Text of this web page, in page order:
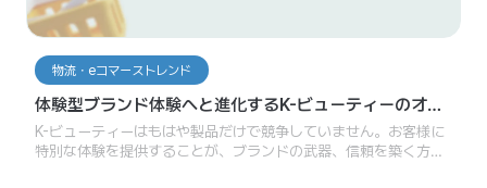
物流・eコマーストレンド
体験型ブランド体験へと進化するK-ビューティーのオフ
ライン・オンライン統合戦略
K-ビューティーはもはや製品だけで競争していません。お客様に
特別な体験を提供することが、ブランドの武器、信頼を築く方